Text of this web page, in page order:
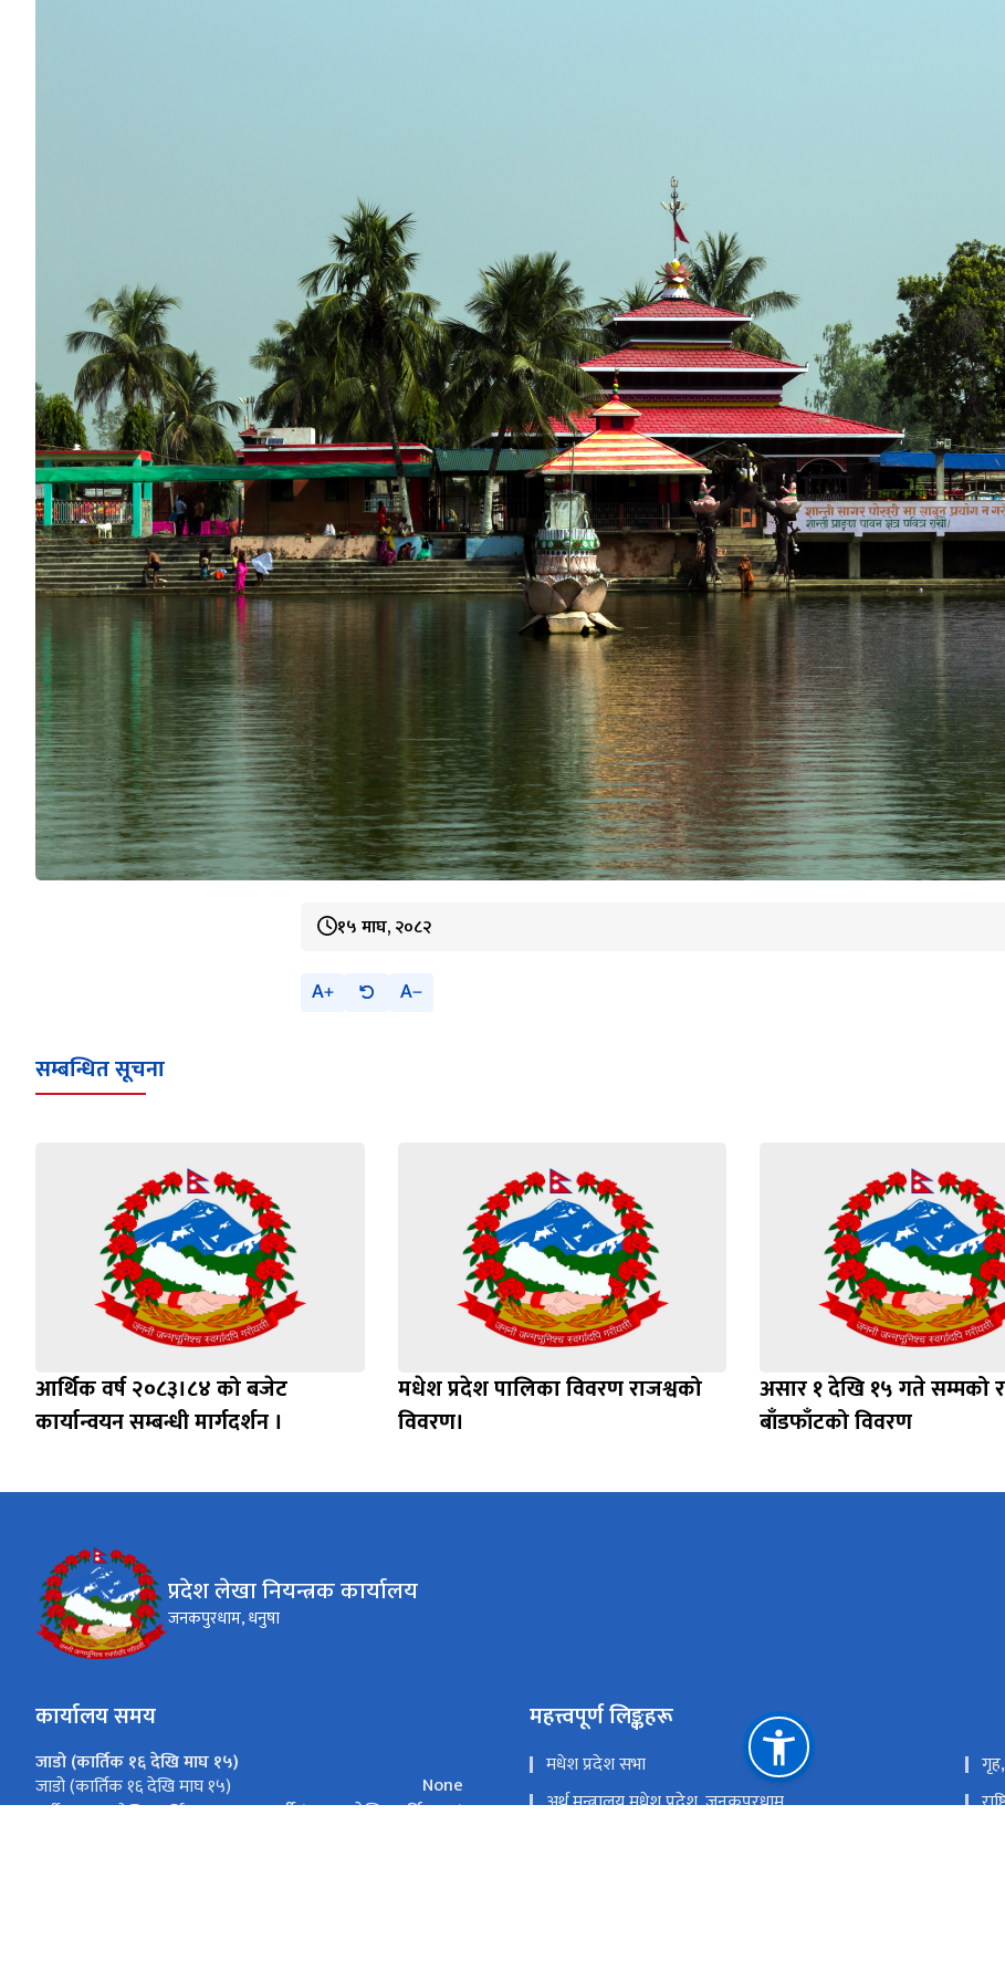
१५ माघ, २०८२
A A
सम्बन्धित सूचना
आर्थिक वर्ष २०८३।८४ को बजेट
कार्यान्वयन सम्बन्धी मार्गदर्शन ।
मधेश प्रदेश पालिका विवरण राजश्वको
विवरण।
असार १ देखि १५ गते सम्मको
बाँडफाँटको विवरण
प्रदेश लेखा नियन्त्रक कार्यालय
जनकपुरधाम, धनुषा
कार्यालय समय
जाडो (कार्तिक १६ देखि माघ १५)
जाडो (कार्तिक १६ देखि माघ १५)
None
गर्मी (माघ १६ देखि कार्तिक १५)
गर्मी (माघ १६ देखि कार्तिक १५)
महत्त्वपूर्ण लिङ्कहरू
मधेश प्रदेश सभा
अर्थ मन्त्रालय,मधेश प्रदेश, जनकपुरधाम